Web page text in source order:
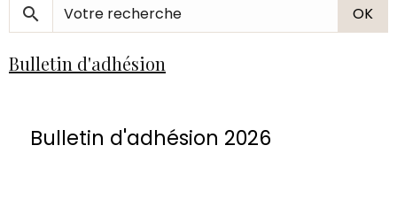
OK
Bulletin d'adhésion
Bulletin d'adhésion 2026